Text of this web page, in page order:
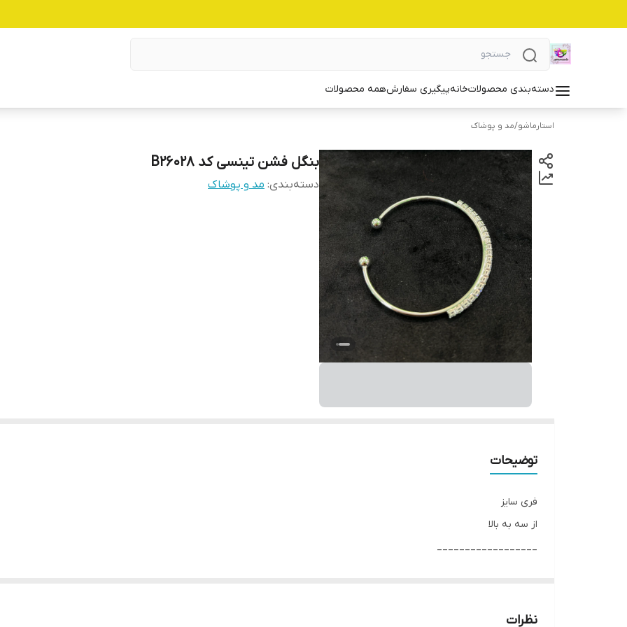
دسته‌بندی محصولاتخانهپیگیری سفارشهمه محصولات
استارماشو/مد و پوشاک
بنگل فشن تینسی کد B26028
دسته‌بندی: مد و پوشاک
توضیحات
فری سایز
از سه به بالا
__________________
● کافیست در اینترنت و فضای مجازی نامِ
نظرات